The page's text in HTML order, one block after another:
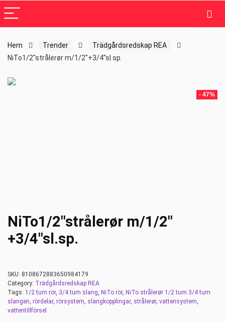
Hem Trender
Trädgårdsredskap REA
NiTo1/2″strålerør m/1/2″+3/4″sl.sp.
- 47%
NiTo1/2″strålerør m/1/2″
+3/4″sl.sp.
SKU: 8108672883650984179
Category: Trädgårdsredskap REA
Tags: 1/2 tum rör, 3/4 tum slang, NiTo rör, NiTo strålerør 1/2 tum 3/4 tum
slangen, rördelar, rörsystem, slangkopplingar, strålerør, vattensystem,
vattentillförsel